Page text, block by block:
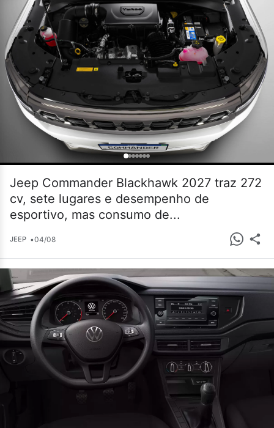
Jeep Commander Blackhawk 2027 traz 272
cv, sete lugares e desempenho de
esportivo, mas consumo de...
JEEP •04/08